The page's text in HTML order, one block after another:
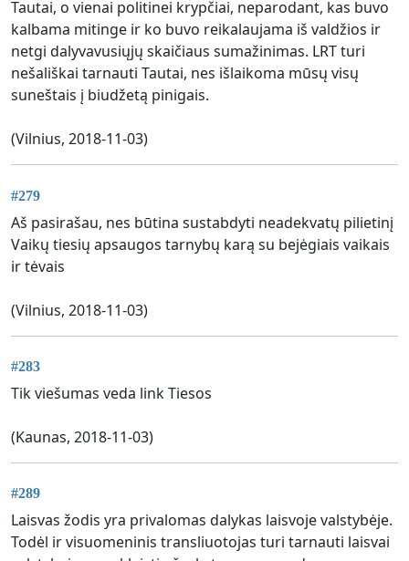
Tautai, o vienai politinei krypčiai, neparodant, kas buvo
kalbama mitinge ir ko buvo reikalaujama iš valdžios ir
netgi dalyvavusiųjų skaičiaus sumažinimas. LRT turi
nešališkai tarnauti Tautai, nes išlaikoma mūsų visų
suneštais į biudžetą pinigais.
(Vilnius, 2018-11-03)
#279
Aš pasirašau, nes būtina sustabdyti neadekvatų pilietinį
Vaikų tiesių apsaugos tarnybų karą su bejėgiais vaikais
ir tėvais
(Vilnius, 2018-11-03)
#283
Tik viešumas veda link Tiesos
(Kaunas, 2018-11-03)
#289
Laisvas žodis yra privalomas dalykas laisvoje valstybėje.
Todėl ir visuomeninis transliuotojas turi tarnauti laisvai